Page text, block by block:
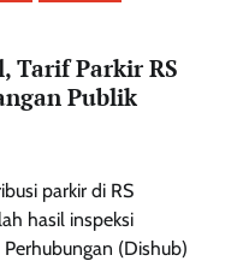
Tarif Parkir RS
Publik
parkir di RS
hasil inspeksi
(Dishub)